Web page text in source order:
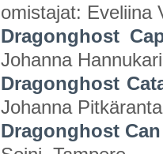
omistajat: Eveliina
Dragonghost
Johanna
Dragonghost
Johanna
Dragonghost